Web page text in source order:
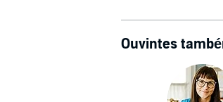
Ouvintes